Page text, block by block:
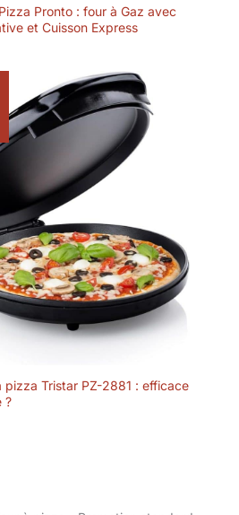
miettes et la suie
s'accumulent
les surfaces du Pi
Prime. Le four à
pizza est de taille
compacte, il est
portable et peut
être déplacé partout
où vous le
souhaitez. H : 38,4
cm x Dia : 52 cm,
13,8 kg. Chaleur :
Jusqu'à 482,22°C.
Pronto : four à Gaz avec
et Cuisson Express
pizza Tristar PZ-2881 : efficace
?